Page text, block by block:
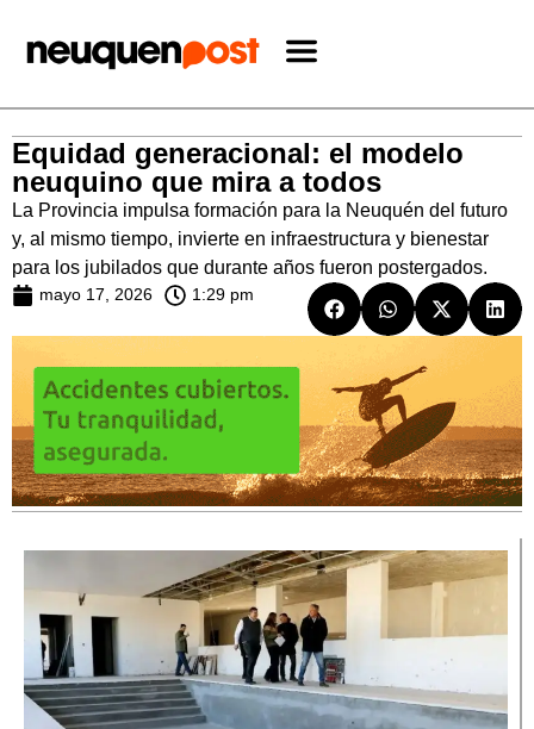
Equidad generacional: el modelo
neuquino que mira a todos
La Provincia impulsa formación para la Neuquén del futuro
y, al mismo tiempo, invierte en infraestructura y bienestar
para los jubilados que durante años fueron postergados.
mayo 17, 2026 1:29 pm